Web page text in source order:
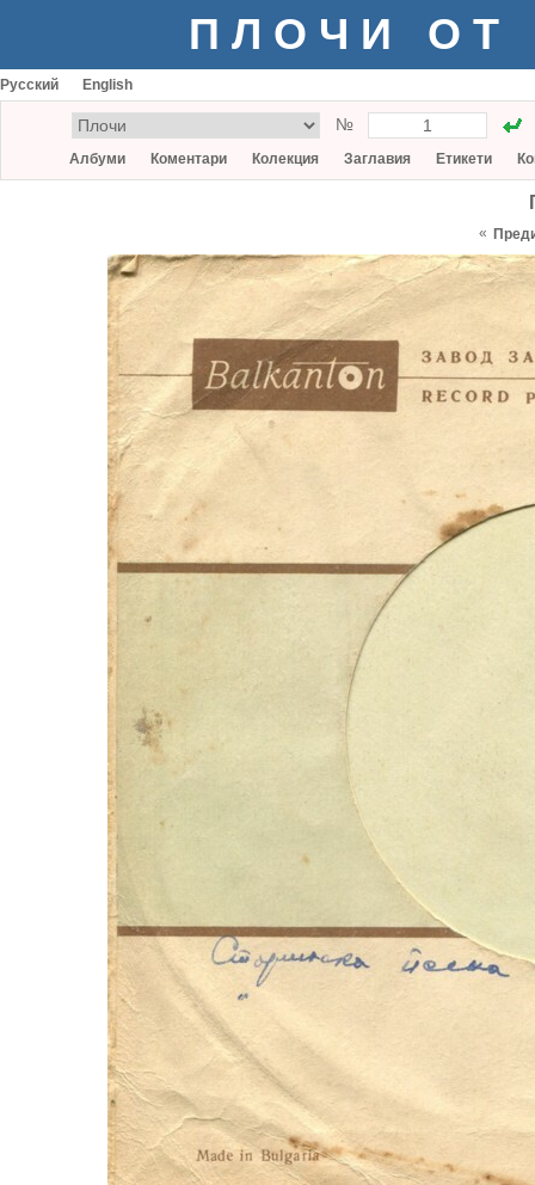
ПЛОЧИ ОТ
Русский English
№
Албуми Коментари Колекция Заглавия Етикети
«